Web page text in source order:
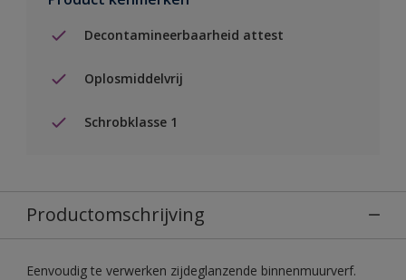
Decontamineerbaarheid attest
Oplosmiddelvrij
Schrobklasse 1
Productomschrijving
Eenvoudig te verwerken zijdeglanzende binnenmuurverf.